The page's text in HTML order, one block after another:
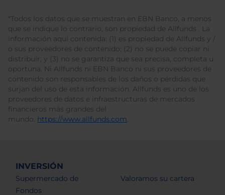
*Todos los datos que se muestran en EBN Banco, a menos
que se indique lo contrario, son propiedad de Allfunds . La
información aquí contenida: (1) es propiedad de Allfunds y /
o sus proveedores de contenido; (2) no se puede copiar ni
distribuir; y (3) no se garantiza que sea precisa, completa u
oportuna. Ni Allfunds ni EBN Banco ni sus proveedores de
contenido son responsables de los daños o pérdidas que
surjan del uso de esta información. Allfunds es uno de los
proveedores de datos e infraestructuras de mercados
financieros más grandes del
mundo. https://www.allfunds.com.
INVERSIÓN
Supermercado de
Fondos
Valoramos su cartera